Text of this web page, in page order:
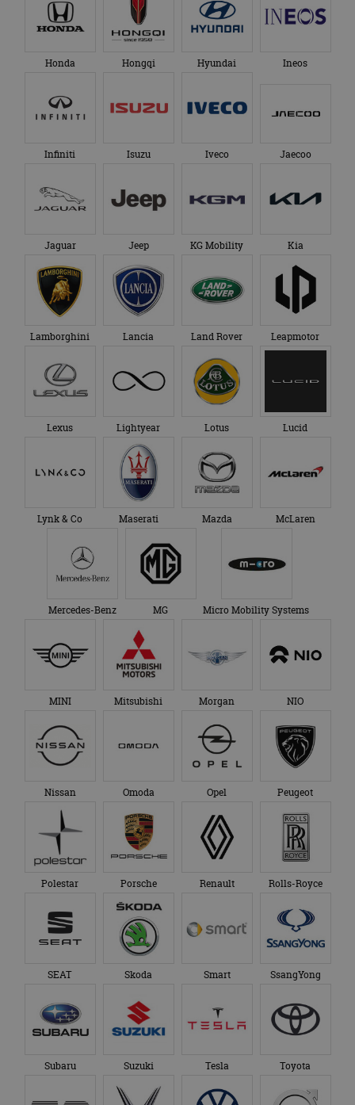
Honda Hongqi Hyundai Ineos
Infiniti Isuzu Iveco Jaecoo
Jaguar Jeep KG Mobility Kia
Lamborghini Lancia Land Rover Leapmotor
Lexus Lightyear Lotus Lucid
Lynk & Co Maserati Mazda McLaren
Mercedes-Benz MG Micro Mobility Systems
MINI Mitsubishi Morgan NIO
Nissan Omoda Opel Peugeot
Polestar Porsche Renault Rolls-Royce
SEAT Skoda Smart SsangYong
Subaru Suzuki Tesla Toyota